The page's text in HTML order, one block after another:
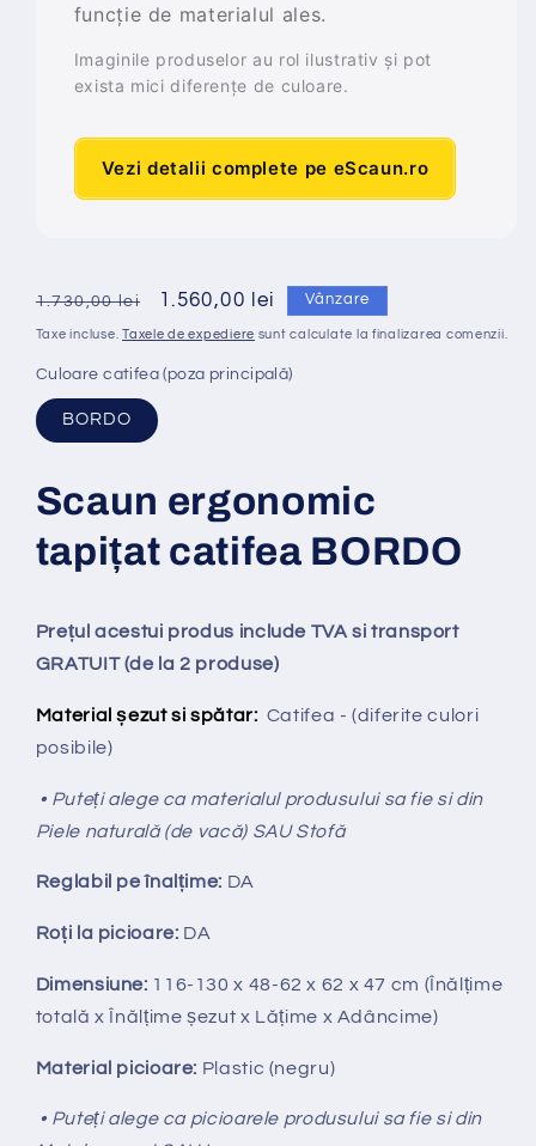
funcție de materialul ales.
Imaginile produselor au rol ilustrativ și pot
exista mici diferențe de culoare.
Vezi detalii complete pe eScaun.ro
Preț
obișnuit
1.730,00 lei
Preț
redus
1.560,00 lei Vânzare
Taxe incluse.Taxele de expediere sunt calculate la finalizarea comenzii.
Culoare catifea (poza principală)
BORDO
Scaun ergonomic
tapițat catifea BORDO
Prețul acestui produs include TVA si transport
GRATUIT (de la 2 produse)
Material șezut si spătar: Catifea - (diferite culori
posibile)
• Puteți alege ca materialul produsului sa fie si din
Piele naturală (de vacă) SAU Stofă
Reglabil peînal țime: DA
Roți la picioare: DA
Dimensiune: 116-130x 48-62 x 62 x 47 cm (Înălțime
totală x Înălțimeșezut x Lățime x Adâncime)
Material picioare: Plastic (negru)
• Puteți alege ca picioarele produsului sa fie si din